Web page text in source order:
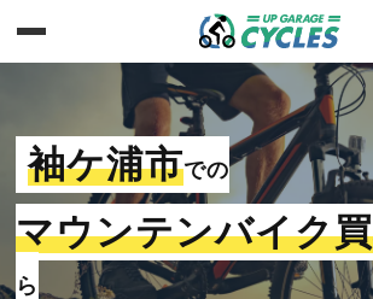
袖ケ浦市での
マウンテンバイク
ら